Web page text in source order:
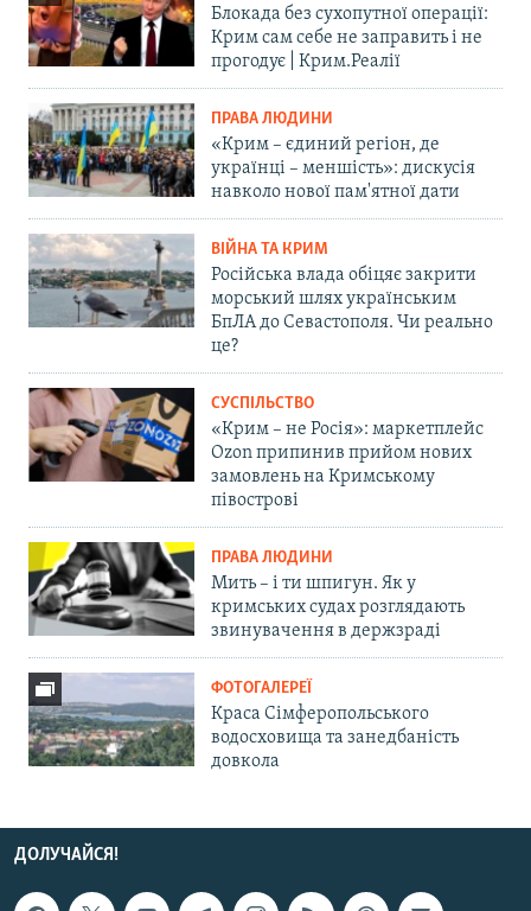
Блокада без сухопутної операції:
Крим сам себе не заправить і не
прогодує | Крим.Реалії
ПРАВА ЛЮДИНИ
«Крим – єдиний регіон, де
українці – меншість»: дискусія
навколо нової пам'ятної дати
ВІЙНА ТА КРИМ
Російська влада обіцяє закрити
морський шлях українським
БпЛА до Севастополя. Чи реально
це?
СУСПІЛЬСТВО
«Крим – не Росія»: маркетплейс
Ozon припинив прийом нових
замовлень на Кримському
півострові
ПРАВА ЛЮДИНИ
Мить – і ти шпигун. Як у
кримських судах розглядають
звинувачення в держзраді
ФОТОГАЛЕРЕЇ
Краса Сімферопольського
водосховища та занедбаність
довкола
ДОЛУЧАЙСЯ!